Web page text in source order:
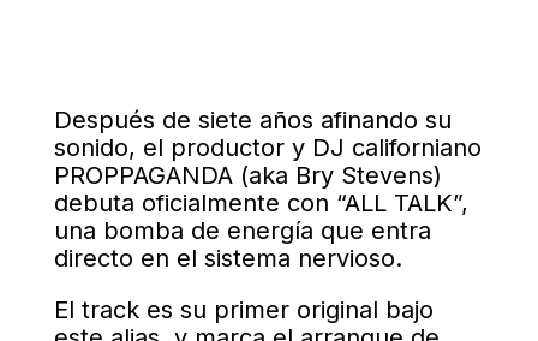
Después de siete años afinando su
sonido, el productor y DJ californiano
PROPPAGANDA (aka Bry Stevens)
debuta oficialmente con “ALL TALK”,
una bomba de energía que entra
directo en el sistema nervioso.
El track es su primer original bajo